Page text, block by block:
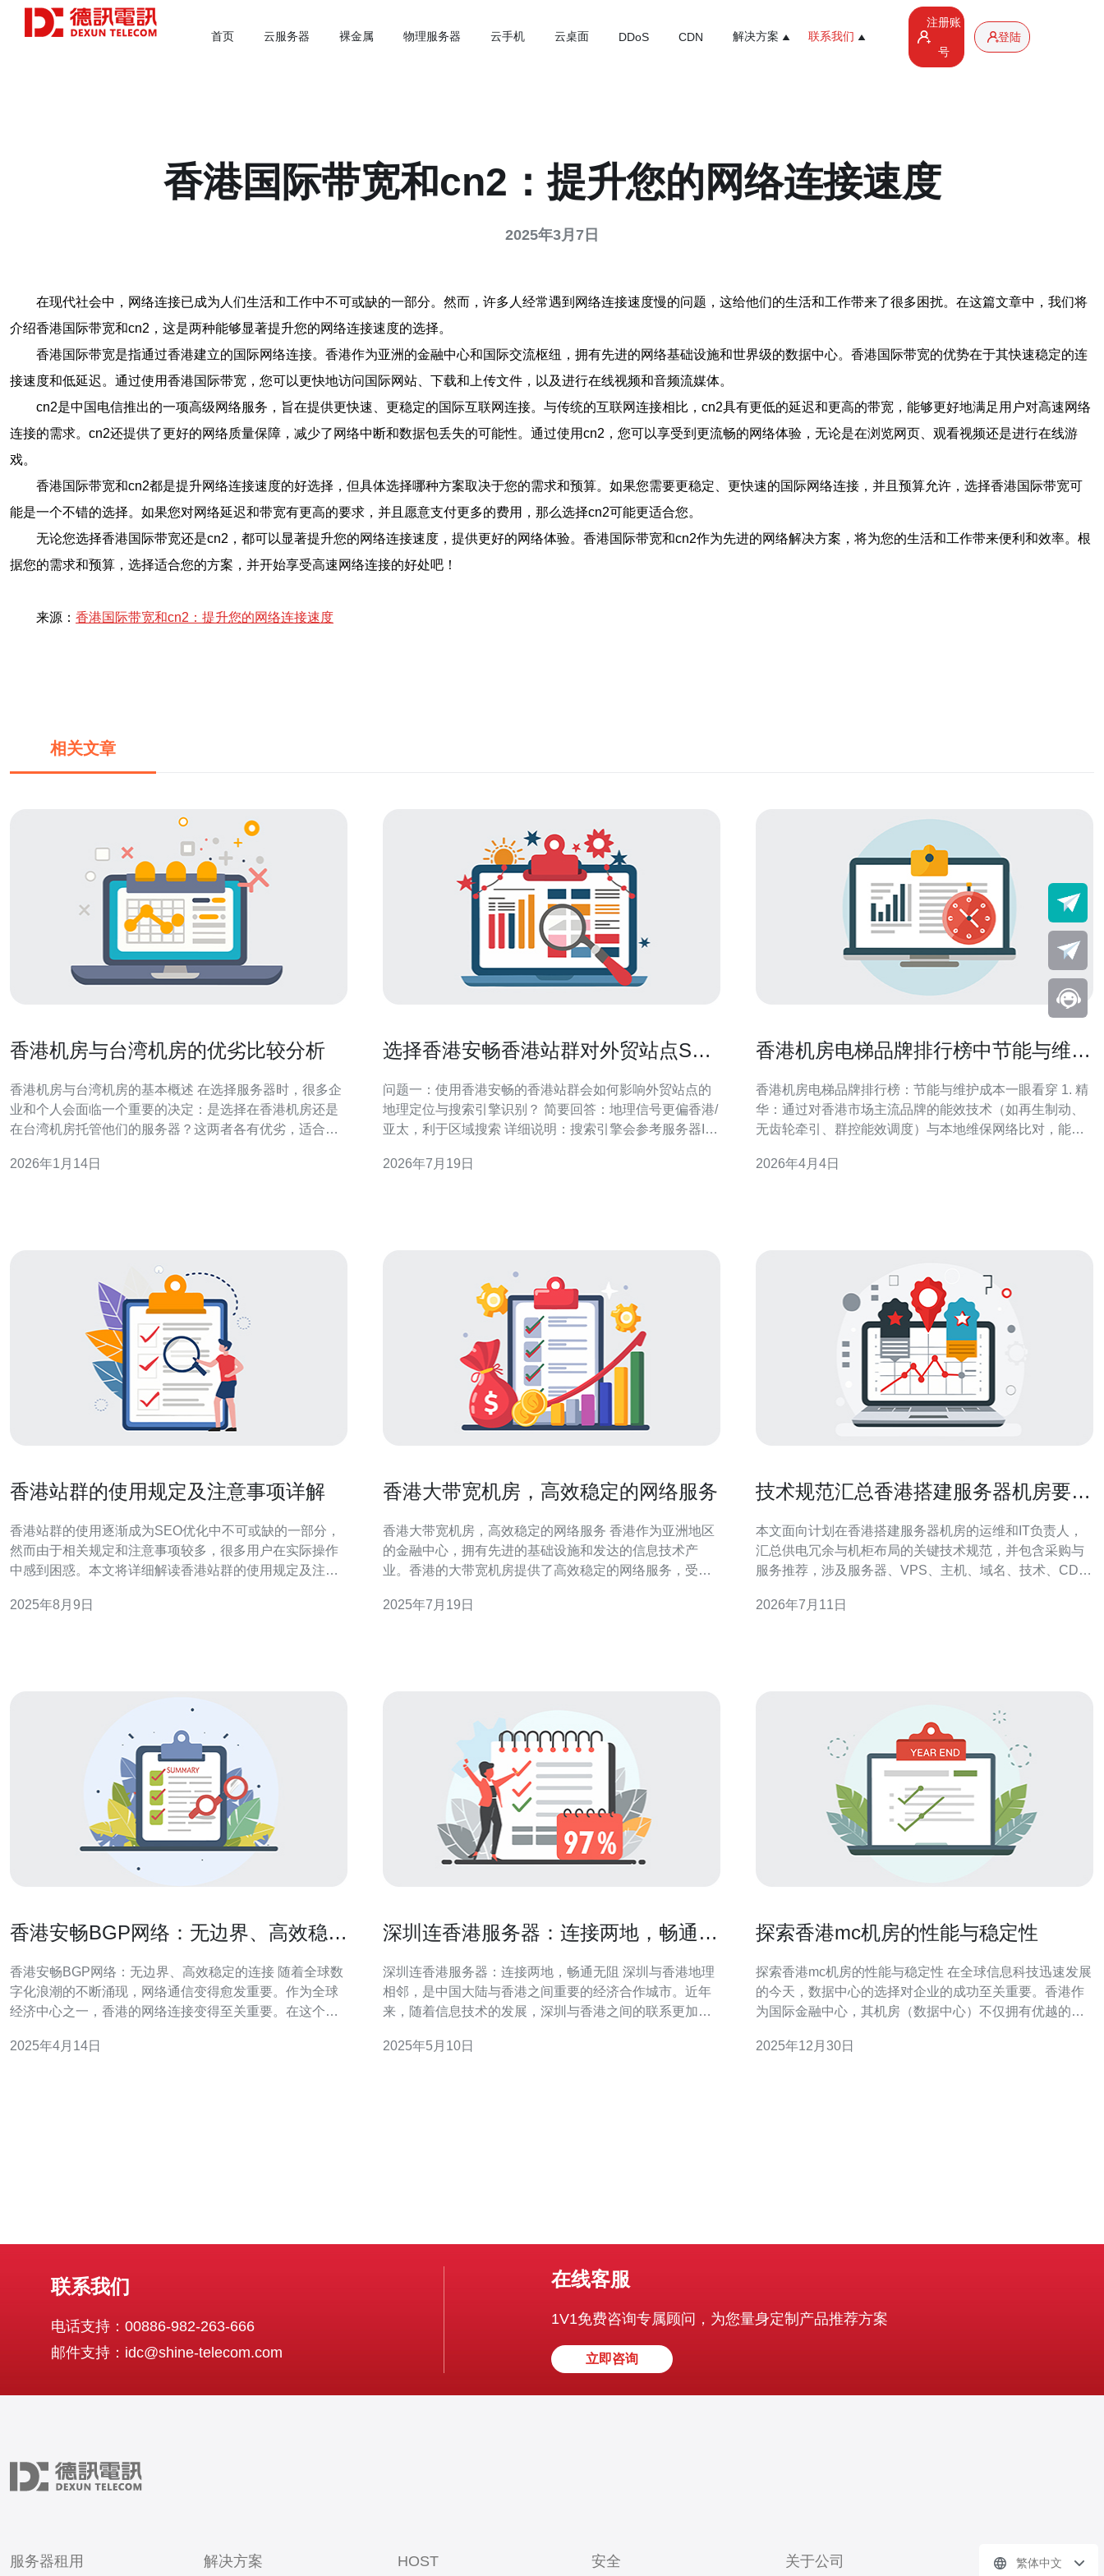
首页 云服务器 裸金属 物理服务器 云手机 云桌面 DDoS CDN 解决方案 联系我们
注册账
号
登陆
香港国际带宽和cn2：提升您的网络连接速度
2025年3月7日
在现代社会中，网络连接已成为人们生活和工作中不可或缺的一部分。然而，许多人经常遇到网络连接速度慢的问题，这给他们的生活和工作带来了很多困扰。在这篇文章中，我们将
介绍香港国际带宽和cn2，这是两种能够显著提升您的网络连接速度的选择。
香港国际带宽是指通过香港建立的国际网络连接。香港作为亚洲的金融中心和国际交流枢纽，拥有先进的网络基础设施和世界级的数据中心。香港国际带宽的优势在于其快速稳定的连
接速度和低延迟。通过使用香港国际带宽，您可以更快地访问国际网站、下载和上传文件，以及进行在线视频和音频流媒体。
cn2是中国电信推出的一项高级网络服务，旨在提供更快速、更稳定的国际互联网连接。与传统的互联网连接相比，cn2具有更低的延迟和更高的带宽，能够更好地满足用户对高速网络
连接的需求。cn2还提供了更好的网络质量保障，减少了网络中断和数据包丢失的可能性。通过使用cn2，您可以享受到更流畅的网络体验，无论是在浏览网页、观看视频还是进行在线游
戏。
香港国际带宽和cn2都是提升网络连接速度的好选择，但具体选择哪种方案取决于您的需求和预算。如果您需要更稳定、更快速的国际网络连接，并且预算允许，选择香港国际带宽可
能是一个不错的选择。如果您对网络延迟和带宽有更高的要求，并且愿意支付更多的费用，那么选择cn2可能更适合您。
无论您选择香港国际带宽还是cn2，都可以显著提升您的网络连接速度，提供更好的网络体验。香港国际带宽和cn2作为先进的网络解决方案，将为您的生活和工作带来便利和效率。根
据您的需求和预算，选择适合您的方案，并开始享受高速网络连接的好处吧！
来源： 香港国际带宽和cn2：提升您的网络连接速度
相关文章
香港机房与台湾机房的优劣比较分析
香港机房与台湾机房的基本概述 在选择服务器时，很多企
业和个人会面临一个重要的决定：是选择在香港机房还是
在台湾机房托管他们的服务器？这两者各有优劣，适合不
源丰富，适合对速度和稳定性要求较高的企业。而台湾的
2026年1月14日
选择香港安畅香港站群对外贸站点SEO
问题一：使用香港安畅的香港站群会如何影响外贸站点的
地理定位与搜索引擎识别？ 简要回答：地理信号更偏香港/
亚太，利于区域搜索 详细说明：搜索引擎会参考服务器IP
上，会让Google、Bing等更倾向于将页面与香港及周边市
2026年7月19日
香港机房电梯品牌排行榜中节能与维护
香港机房电梯品牌排行榜：节能与维护成本一眼看穿 1. 精
华：通过对香港市场主流品牌的能效技术（如再生制动、
无齿轮牵引、群控能效调度）与本地维保网络比对，能快
实际运行成本由三部分构成——初始采购与安装
2026年4月4日
香港站群的使用规定及注意事项详解
香港站群的使用逐渐成为SEO优化中不可或缺的一部分，
然而由于相关规定和注意事项较多，很多用户在实际操作
中感到困惑。本文将详细解读香港站群的使用规定及注意
群是指在香港地区建立的一系列网站，通过这些网站互相
2025年8月9日
香港大带宽机房，高效稳定的网络服务
香港大带宽机房，高效稳定的网络服务 香港作为亚洲地区
的金融中心，拥有先进的基础设施和发达的信息技术产
业。香港的大带宽机房提供了高效稳定的网络服务，受到
保障网络服务的稳定性。无论是数据传输速度还是网络连
2025年7月19日
技术规范汇总香港搭建服务器机房要求
本文面向计划在香港搭建服务器机房的运维和IT负责人，
汇总供电冗余与机柜布局的关键技术规范，并包含采购与
服务推荐，涉及服务器、VPS、主机、域名、技术、CDN
（A/B回路）进线，建议设计达到N+1或2N冗余等级，根
2026年7月11日
香港安畅BGP网络：无边界、高效稳定
香港安畅BGP网络：无边界、高效稳定的连接 随着全球数
字化浪潮的不断涌现，网络通信变得愈发重要。作为全球
经济中心之一，香港的网络连接变得至关重要。在这个信
安畅BGP网络正是满足这一需求的选择。 BGP（边界网关
2025年4月14日
深圳连香港服务器：连接两地，畅通无
深圳连香港服务器：连接两地，畅通无阻 深圳与香港地理
相邻，是中国大陆与香港之间重要的经济合作城市。近年
来，随着信息技术的发展，深圳与香港之间的联系更加紧
便利。 深圳连香港服务器的建设，架设在两地之间，具有
2025年5月10日
探索香港mc机房的性能与稳定性
探索香港mc机房的性能与稳定性 在全球信息科技迅速发展
的今天，数据中心的选择对企业的成功至关重要。香港作
为国际金融中心，其机房（数据中心）不仅拥有优越的地
港mc机房的特点及其对网络服务的重要影响。 以下是本文
2025年12月30日
联系我们
电话支持：00886-982-263-666
邮件支持：idc@shine-telecom.com
在线客服
1V1免费咨询专属顾问，为您量身定制产品推荐方案
立即咨询
服务器租用 解决方案 HOST 安全 关于公司 繁体中文